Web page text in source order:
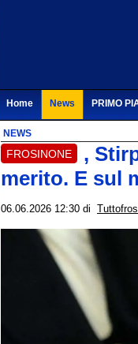
Home News PRIMO
NEWS
FROSINONE
,
merito. E sul
06.06.2026 12:30 di